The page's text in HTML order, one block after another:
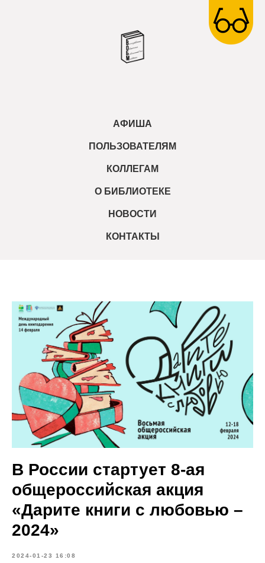
АФИША
ПОЛЬЗОВАТЕЛЯМ
КОЛЛЕГАМ
О БИБЛИОТЕКЕ
НОВОСТИ
КОНТАКТЫ
В России стартует 8-ая
общероссийская акция
«Дарите книги с любовью –
2024»
2024-01-23 16:08